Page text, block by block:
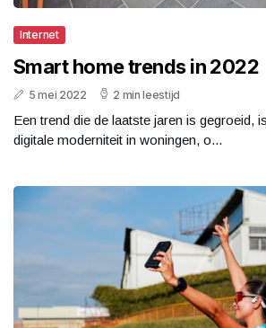
Internet
Smart home trends in 2022
5 mei 2022 2 min leestijd
Een trend die de laatste jaren is gegroeid,
digitale moderniteit in woningen, o...